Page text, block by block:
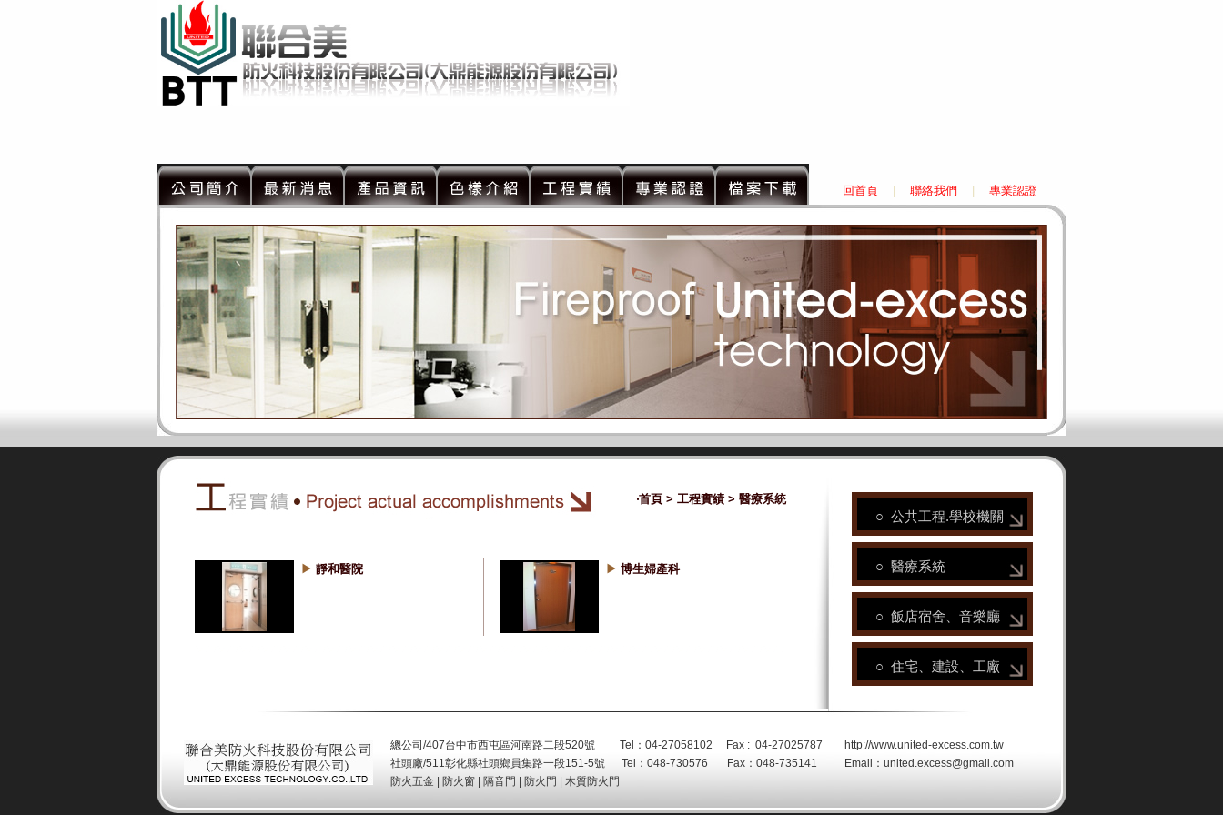
回首頁 聯絡我們 專業認證
‧首頁 > 工程實績 > 醫療系統
靜和醫院 博生婦產科
○ 公共工程.學校機關
○ 醫療系統
○ 飯店宿舍、音樂廳
○ 住宅、建設、工廠
總公司/407台中市西屯區河南路二段520號 Tel：04-27058102 Fax : 04-27025787 http://www.united-excess.com.tw
社頭廠/511彰化縣社頭鄉員集路一段151-5號 Tel：048-730576 Fax：048-735141 Email： united.excess@gmail.com
防火五金
防火窗 隔音門 防火門 木質防火門